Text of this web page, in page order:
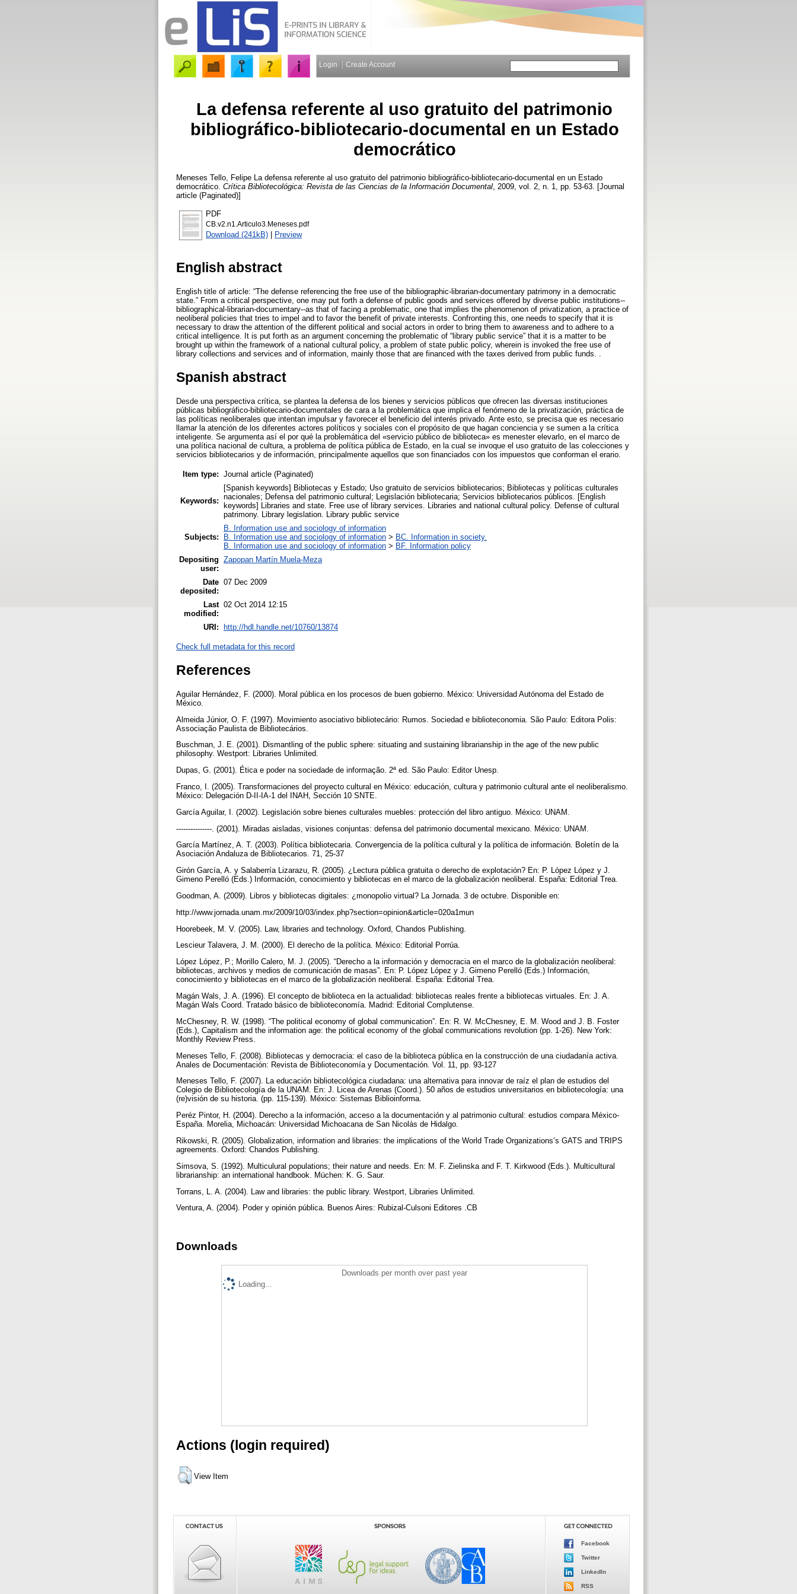
Login Create Account
La defensa referente al uso gratuito del patrimonio
bibliográfico-bibliotecario-documental en un Estado
democrático
Meneses Tello, Felipe La defensa referente al uso gratuito del patrimonio bibliográfico-bibliotecario-documental en un Estado
democrático. Crítica Bibliotecológica: Revista de las Ciencias de la Información Documental , 2009, vol. 2, n. 1, pp. 53-63. [Journal
article (Paginated)]
PDF
CB.v2.n1.Articulo3.Meneses.pdf
Download (241kB) | Preview
English abstract
English title of article: “The defense referencing the free use of the bibliographic-librarian-documentary patrimony in a democratic
state.” From a critical perspective, one may put forth a defense of public goods and services offered by diverse public institutions--
bibliographical-librarian-documentary--as that of facing a problematic, one that implies the phenomenon of privatization, a practice of
neoliberal policies that tries to impel and to favor the benefit of private interests. Confronting this, one needs to specify that it is
necessary to draw the attention of the different political and social actors in order to bring them to awareness and to adhere to a
critical intelligence. It is put forth as an argument concerning the problematic of “library public service” that it is a matter to be
brought up within the framework of a national cultural policy, a problem of state public policy, wherein is invoked the free use of
library collections and services and of information, mainly those that are financed with the taxes derived from public funds. .
Spanish abstract
Desde una perspectiva crítica, se plantea la defensa de los bienes y servicios públicos que ofrecen las diversas instituciones
públicas bibliográfico-bibliotecario-documentales de cara a la problemática que implica el fenómeno de la privatización, práctica de
las políticas neoliberales que intentan impulsar y favorecer el beneficio del interés privado. Ante esto, se precisa que es necesario
llamar la atención de los diferentes actores políticos y sociales con el propósito de que hagan conciencia y se sumen a la crítica
inteligente. Se argumenta así el por qué la problemática del «servicio público de biblioteca» es menester elevarlo, en el marco de
una política nacional de cultura, a problema de política pública de Estado, en la cual se invoque el uso gratuito de las colecciones y
servicios bibliotecarios y de información, principalmente aquellos que son financiados con los impuestos que conforman el erario.
Item type: Journal article (Paginated)
Keywords:
[Spanish keywords] Bibliotecas y Estado; Uso gratuito de servicios bibliotecarios; Bibliotecas y políticas culturales
nacionales; Defensa del patrimonio cultural; Legislación bibliotecaria; Servicios bibliotecarios públicos. [English
keywords] Libraries and state. Free use of library services. Libraries and national cultural policy. Defense of cultural
patrimony. Library legislation. Library public service
Subjects:
B. Information use and sociology of information
B. Information use and sociology of information > BC. Information in society.
B. Information use and sociology of information > BF. Information policy
Depositing
user:
Zapopan Martín Muela-Meza
Date
deposited:
07 Dec 2009
Last
modified:
02 Oct 2014 12:15
URI: http://hdl.handle.net/10760/13874
Check full metadata for this record
References
Aguilar Hernández, F. (2000). Moral pública en los procesos de buen gobierno. México: Universidad Autónoma del Estado de
México.
Almeida Júnior, O. F. (1997). Movimiento asociativo bibliotecário: Rumos. Sociedad e biblioteconomia. São Paulo: Editora Polis:
Associação Paulista de Bibliotecários.
Buschman, J. E. (2001). Dismantling of the public sphere: situating and sustaining librarianship in the age of the new public
philosophy. Westport: Libraries Unlimited.
Dupas, G. (2001). Ética e poder na sociedade de informação. 2ª ed. São Paulo: Editor Unesp.
Franco, I. (2005). Transformaciones del proyecto cultural en México: educación, cultura y patrimonio cultural ante el neoliberalismo.
México: Delegación D-II-IA-1 del INAH, Sección 10 SNTE.
García Aguilar, I. (2002). Legislación sobre bienes culturales muebles: protección del libro antiguo. México: UNAM.
---------------. (2001). Miradas aisladas, visiones conjuntas: defensa del patrimonio documental mexicano. México: UNAM.
García Martínez, A. T. (2003). Política bibliotecaria. Convergencia de la política cultural y la política de información. Boletín de la
Asociación Andaluza de Bibliotecarios. 71, 25-37
Girón García, A. y Salaberría Lizarazu, R. (2005). ¿Lectura pública gratuita o derecho de explotación? En: P. López López y J.
Gimeno Perelló (Eds.) Información, conocimiento y bibliotecas en el marco de la globalización neoliberal. España: Editorial Trea.
Goodman, A. (2009). Libros y bibliotecas digitales: ¿monopolio virtual? La Jornada. 3 de octubre. Disponible en:
http://www.jornada.unam.mx/2009/10/03/index.php?section=opinion&article=020a1mun
Hoorebeek, M. V. (2005). Law, libraries and technology. Oxford, Chandos Publishing.
Lescieur Talavera, J. M. (2000). El derecho de la política. México: Editorial Porrúa.
López López, P.; Morillo Calero, M. J. (2005). “Derecho a la información y democracia en el marco de la globalización neoliberal:
bibliotecas, archivos y medios de comunicación de masas”. En: P. López López y J. Gimeno Perelló (Eds.) Información,
conocimiento y bibliotecas en el marco de la globalización neoliberal. España: Editorial Trea.
Magán Wals, J. A. (1996). El concepto de biblioteca en la actualidad: bibliotecas reales frente a bibliotecas virtuales. En: J. A.
Magán Wals Coord. Tratado básico de biblioteconomía. Madrid: Editorial Complutense.
McChesney, R. W. (1998). “The political economy of global communication”. En: R. W. McChesney, E. M. Wood and J. B. Foster
(Eds.), Capitalism and the information age: the political economy of the global communications revolution (pp. 1-26). New York:
Monthly Review Press.
Meneses Tello, F. (2008). Bibliotecas y democracia: el caso de la biblioteca pública en la construcción de una ciudadanía activa.
Anales de Documentación: Revista de Biblioteconomía y Documentación. Vol. 11, pp. 93-127
Meneses Tello, F. (2007). La educación bibliotecológica ciudadana: una alternativa para innovar de raíz el plan de estudios del
Colegio de Bibliotecología de la UNAM. En: J. Licea de Arenas (Coord.). 50 años de estudios universitarios en bibliotecología: una
(re)visión de su historia. (pp. 115-139). México: Sistemas Biblioinforma.
Peréz Pintor, H. (2004). Derecho a la información, acceso a la documentación y al patrimonio cultural: estudios compara México-
España. Morelia, Michoacán: Universidad Michoacana de San Nicolás de Hidalgo.
Rikowski, R. (2005). Globalization, information and libraries: the implications of the World Trade Organizations’s GATS and TRIPS
agreements. Oxford: Chandos Publishing.
Simsova, S. (1992). Multiculural populations; their nature and needs. En: M. F. Zielinska and F. T. Kirkwood (Eds.). Multicultural
librarianship: an international handbook. Müchen: K. G. Saur.
Torrans, L. A. (2004). Law and libraries: the public library. Westport, Libraries Unlimited.
Ventura, A. (2004). Poder y opinión pública. Buenos Aires: Rubizal-Culsoni Editores .CB
Downloads
Downloads per month over past year
Loading...
Actions (login required)
View Item
Facebook
Twitter
LinkedIn
RSS